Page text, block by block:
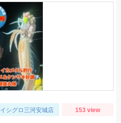
イシグロ三河安城店 153 view